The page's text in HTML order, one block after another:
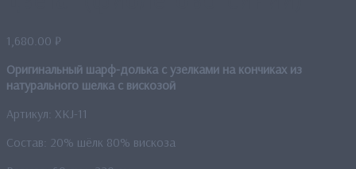
1,680.00 ₽
Оригинальный шарф-долька с узелками на кончиках из
натурального шелка с вискозой
Артикул: XKJ-11
Состав: 20% шёлк 80% вискоза